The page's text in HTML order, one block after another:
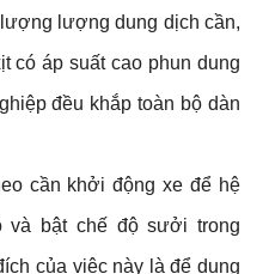
lượng dung dịch cần,
có áp suất cao phun dung
đều khắp toàn bộ dàn
cần khởi động xe để hệ
và bật chế độ sưởi trong
của việc này là để dung